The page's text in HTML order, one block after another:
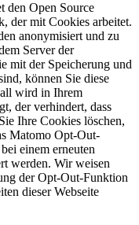
den Open Source
der mit Cookies arbeitet.
anonymisiert und zu
Server der
mit der Speicherung und
können Sie diese
wird in Ihrem
der verhindert, dass
Ihre Cookies löschen,
Matomo Opt-Out-
einem erneuten
werden. Wir weisen
der Opt-Out-Funktion
dieser Webseite